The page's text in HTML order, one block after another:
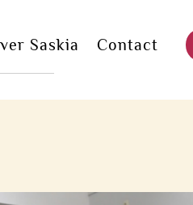
Saskia Contact